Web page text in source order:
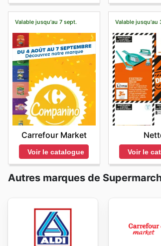
Valable jusqu'au 7 sept.
Carrefour Market
Voir le catalogue
Valable jusqu'au
Voir le
Autres marques de